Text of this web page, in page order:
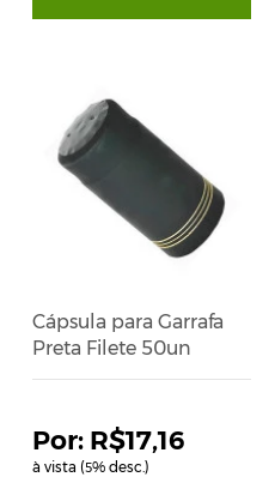
Cápsula para Garrafa
Preta Filete 50un
R$17,16
à vista (5% desc.)